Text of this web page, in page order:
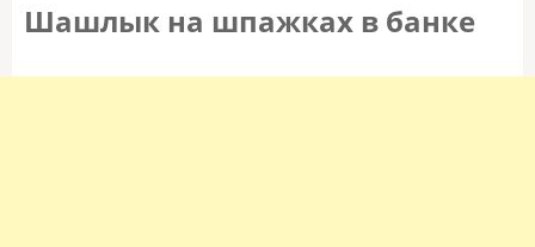
Шашлык на шпажках в банке